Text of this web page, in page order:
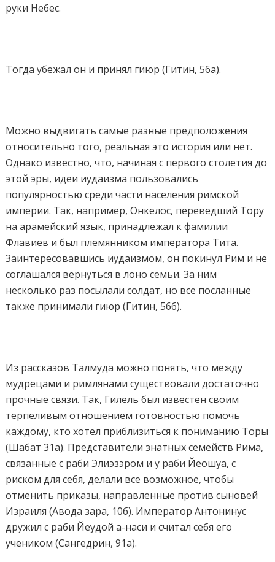
руки Небес.
Тогда убежал он и принял гиюр (Гитин, 56а).
Можно выдвигать самые разные предположения
относительно того, реальная это история или нет.
Однако известно, что, начиная с первого столетия до
этой эры, идеи иудаизма пользовались
популярностью среди части населения римской
империи. Так, например, Онкелос, переведший Тору
на арамейский язык, принадлежал к фамилии
Флавиев и был племянником императора Тита.
Заинтересовавшись иудаизмом, он покинул Рим и не
соглашался вернуться в лоно семьи. За ним
несколько раз посылали солдат, но все посланные
также принимали гиюр (Гитин, 56б).
Из рассказов Талмуда можно понять, что между
мудрецами и римлянами существовали достаточно
прочные связи. Так, Гилель был известен своим
терпеливым отношением готовностью помочь
каждому, кто хотел приблизиться к пониманию Торы
(Шабат 31а). Представители знатных семейств Рима,
связанные с раби Элиэзэром и у раби Йеошуа, с
риском для себя, делали все возможное, чтобы
отменить приказы, направленные против сыновей
Израиля (Авода зара, 10б). Император Антонинус
дружил с раби Йеудой а-наси и считал себя его
учеником (Сангедрин, 91а).